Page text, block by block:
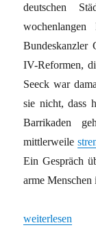
deutschen
Bundeskanzler
IV-Reformen,
Seeck war
sie nicht, dass
Barrikaden
mittlerweile
Ein Gespräch
arme
„„Die Linke hat
weiterlesen